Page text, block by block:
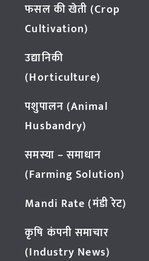
फसल की खेती (Crop
Cultivation)
उद्यानिकी
(Horticulture)
पशुपालन (Animal
Husbandry)
समस्या – समाधान
(Farming Solution)
Mandi Rate (मंडी रेट)
कृषि कंपनी समाचार
(Industry News)